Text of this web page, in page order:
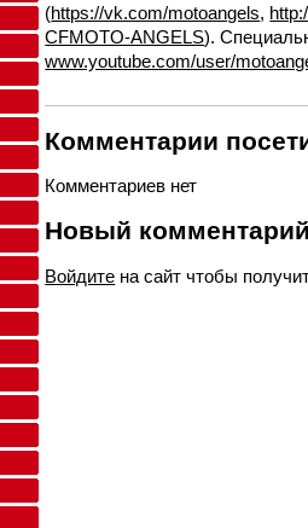
(https://vk.com/motoangels,
CFMOTO-ANGELS).
www.youtube.com/user/
Комментарии
Комментариев нет
Новый
Войдите на сайт чтобы